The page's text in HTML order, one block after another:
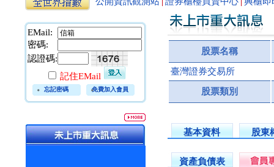
EMail:
密碼:
認證碼:
記住EMail
忘記密碼 免費加入會員
股票名稱
臺灣證券交易所
股票類別
基本資料 股東
資產負債表